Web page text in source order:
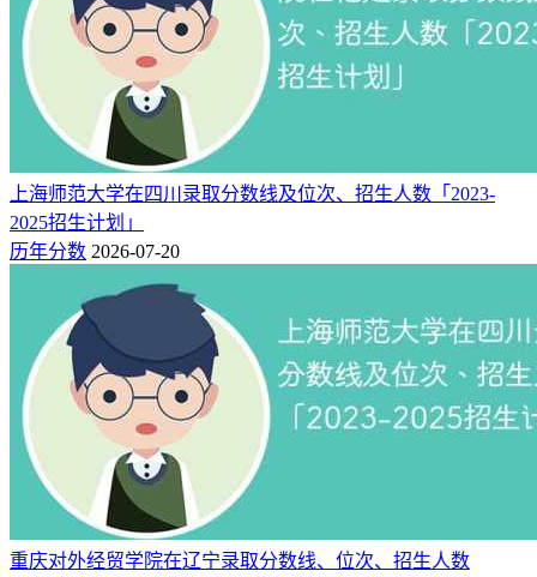
本科批录取，需排名全省前31654名，才有较大录取机会！
附：华东交通大学近三年在上海录取分数线及位次（2023-
2025）
招生院校 年份 科目 批次
华东交通大学 2025 综合类 本科 474
31654
华东交通大学 2024 综合类 本科 452
31399
华东交通大学 2023 综合类
二：2025年华东交通大学在上海的招生人数
新高考网根据上海市教育考试院公布的华东交通大学2025年招
生计划，该校2025年在上海普通类本科批的招生人数具体如
下。
综合类招生人数
2025年高考，华东交通大学本科批在上海计划招生10人，主要
招生专业包括：电气工程及其自动化3人、机械设计制造及其
自动化2人、会计学1人、金融学1人、土木工程3人。
上海师范大学在四川录取分数线及位次、招生人数「2023-
2025招生计划」
历年分数 2026-07-20
重庆对外经贸学院在辽宁录取分数线、位次、招生人数